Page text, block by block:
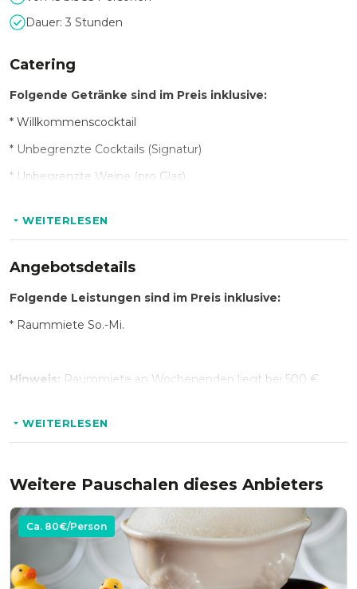
Dauer: 3 Stunden
Catering
Folgende Getränke sind im Preis inklusive:
* Willkommenscocktail
* Unbegrenzte Cocktails (Signatur)
* Unbegrenzte Weine (pro Glas)
* Unbegrenzte stille, prickelnde und alkoholfreie Getränke
WEITERLESEN
Angebotsdetails
Folgende Leistungen sind im Preis inklusive:
* Raummiete So.-Mi.
Hinweis: Raummiete an Wochenenden liegt bei 500 €.
Voraus. Der Rechnung werden 15 % Servicegebühr
WEITERLESEN
Weitere Pauschalen dieses Anbieters
Ca. 80€/Person